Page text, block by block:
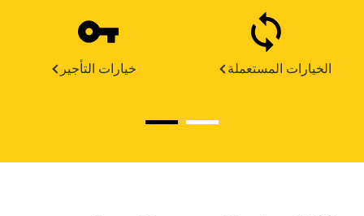
خيارات التأجير الخيارات المستعملة